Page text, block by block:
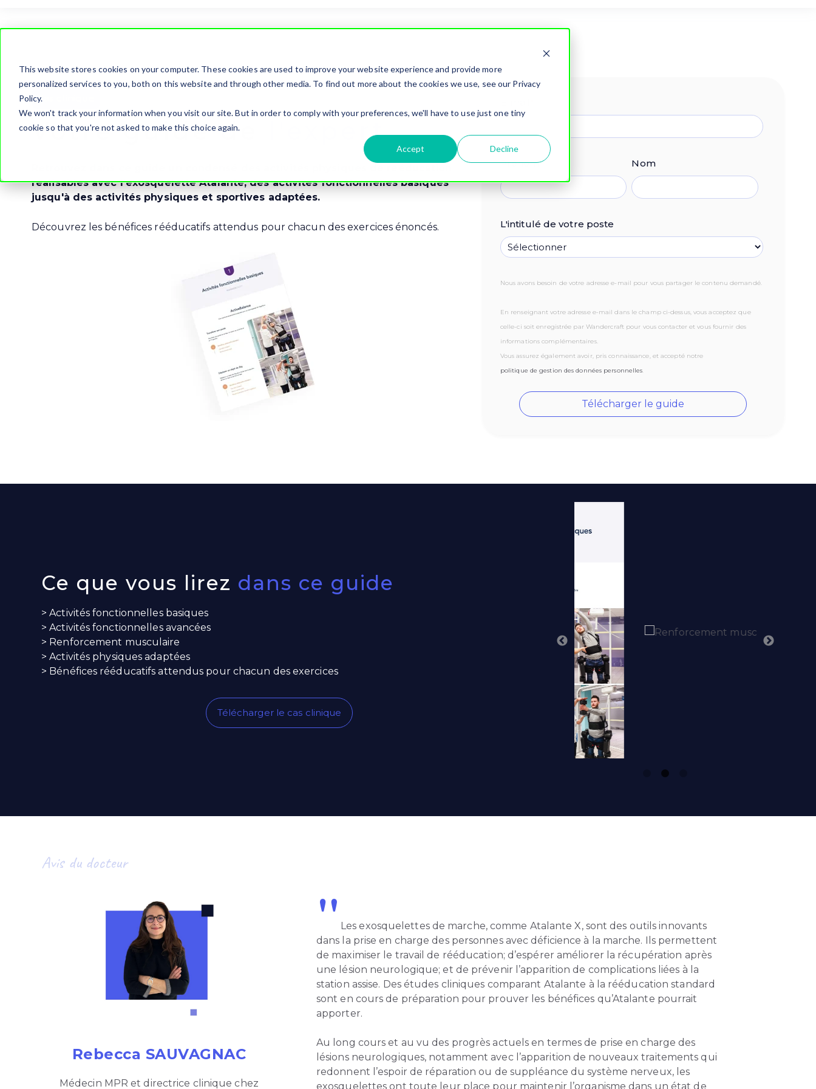
This website stores cookies on your computer. These cookies are used to improve your website experience and provide more
personalized services to you, both on this website and through other media. To find out more about the cookies we use, see our Privacy
Policy.
We won't track your information when you visit our site. But in order to comply with your preferences, we'll have to use just one tiny
cookie so that you're not asked to make this choice again.
Accept Decline
Cas clinique
Votre guide de l'expert
réalisables avec l'exosquelette Atalante, des activités fonctionnelles basiques
jusqu'à des activités physiques et sportives adaptées.
Découvrez les bénéfices rééducatifs attendus pour chacun des exercices énoncés.
Prénom Nom
L'intitulé de votre poste
Nous avons besoin de votre adresse e-mail pour vous partager le contenu demandé.
En renseignant votre adresse e-mail dans le champ ci-dessus, vous acceptez que
celle-ci soit enregistrée par Wandercraft pour vous contacter et vous fournir des
informations complémentaires.
Vous assurez également avoir, pris connaissance, et accepté notre
politique de gestion des données personnelles
Ce que vous lirez dans ce guide
> Activités fonctionnelles basiques
> Activités fonctionnelles avancées
> Renforcement musculaire
>Activités physiques adaptées
> Bénéfices rééducatifs attendus pour chacun des exercices
Télécharger le cas clinique
Avis du docteur
Rebecca SAUVAGNAC
Médecin MPR et directrice clinique chez
" Les exosquelettes de marche, comme Atalante X, sont des outils innovants
dans la prise en charge des personnes avec déficience à la marche. Ils permettent
de maximiser le travail de rééducation; d’espérer améliorer la récupération après
une lésion neurologique; et de prévenir l’apparition de complications liées à la
station assise. Des études cliniques comparant Atalante à la rééducation standard
sont en cours de préparation pour prouver les bénéfices qu’Atalante pourrait
apporter.
Au long cours et au vu des progrès actuels en termes de prise en charge des
lésions neurologiques, notamment avec l’apparition de nouveaux traitements qui
redonnent l’espoir de réparation ou de suppléance du système nerveux, les
exosquelettes ont toute leur place pour maintenir l’organisme dans un état de